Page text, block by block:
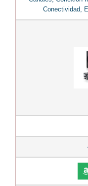
Conectividad,